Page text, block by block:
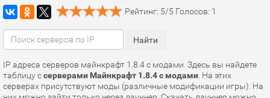
Рейтинг: 5/5 Голосов: 1
IP адреса серверов майнкрафт 1.8.4 с модами. Здесь вы найдете
таблицу ссерверами Майнкрафт 1.8.4 с модами . На этих
серверах присутствуют моды (различные модификации игры). На